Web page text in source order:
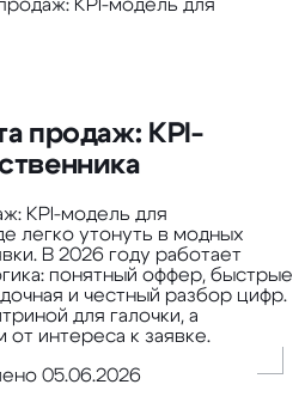
KPI-модель для
продаж: KPI-
KPI-модель для
легко утонуть в модных
В 2026 году работает
понятный оффер, быстрые
и честный разбор цифр.
для галочки, а
интереса к заявке.
05.06.2026